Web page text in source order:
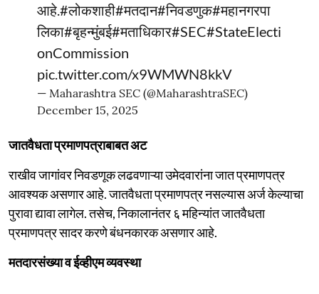
आहे.#लोकशाही#मतदान#निवडणुक#महानगरपा
लिका#बृहन्मुंबई#मताधिकार#SEC#StateElecti
onCommission
pic.twitter.com/x9WMWN8kkV
— Maharashtra SEC (@MaharashtraSEC)
December 15, 2025
जातवैधता प्रमाणपत्राबाबत अट
राखीव जागांवर निवडणूक लढवणाऱ्या उमेदवारांना जात प्रमाणपत्र
आवश्यक असणार आहे. जातवैधता प्रमाणपत्र नसल्यास अर्ज केल्याचा
पुरावा द्यावा लागेल. तसेच, निकालानंतर ६ महिन्यांत जातवैधता
प्रमाणपत्र सादर करणे बंधनकारक असणार आहे.
मतदारसंख्या व ईव्हीएम व्यवस्था